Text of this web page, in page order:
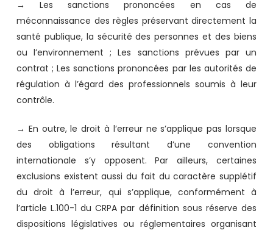
→ Les sanctions prononcées en cas de
méconnaissance des règles préservant directement la
santé publique, la sécurité des personnes et des biens
ou l’environnement ; Les sanctions prévues par un
contrat ; Les sanctions prononcées par les autorités de
régulation à l’égard des professionnels soumis à leur
contrôle.
→ En outre, le droit à l’erreur ne s’applique pas lorsque
des obligations résultant d’une convention
internationale s’y opposent. Par ailleurs, certaines
exclusions existent aussi du fait du caractère supplétif
du droit à l’erreur, qui s’applique, conformément à
l’article L.100-1 du CRPA par définition sous réserve des
dispositions législatives ou réglementaires organisant